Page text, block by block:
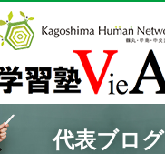
代表ブログ